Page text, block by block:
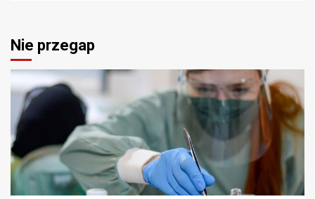
Nie przegap